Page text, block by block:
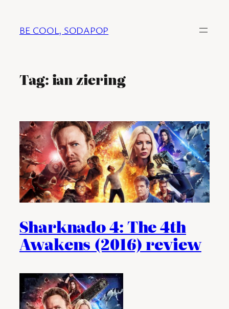
BE COOL, SODAPOP
Tag:ian ziering
Sharknado 4: The 4th
Awakens (2016) review